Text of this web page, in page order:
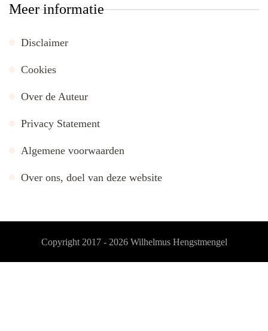
Meer informatie
Disclaimer
Cookies
Over de Auteur
Privacy Statement
Algemene voorwaarden
Over ons, doel van deze website
Copyright 2017 - 2026 Wilhelmus Hengstmengel